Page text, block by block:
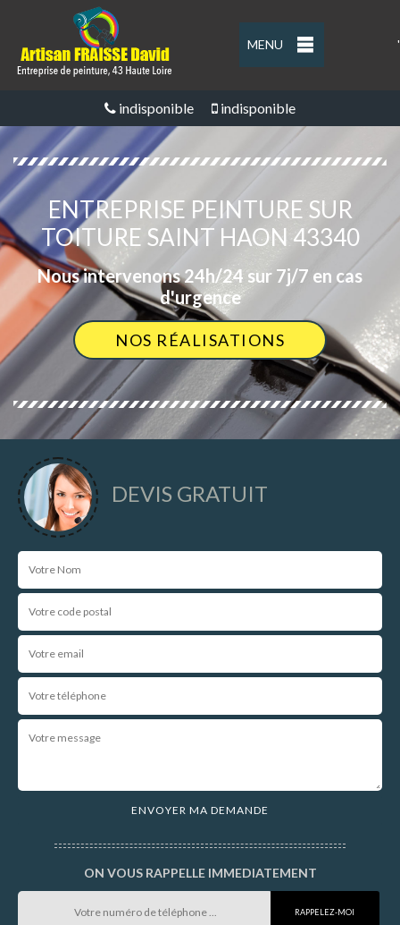
MENU '
indisponible indisponible
ENTREPRISE PEINTURE SUR
TOITURE SAINT HAON 43340
Nous intervenons 24h/24 sur 7j/7 en cas
d'urgence
NOS RÉALISATIONS
DEVIS GRATUIT
ON VOUS RAPPELLE IMMEDIATEMENT